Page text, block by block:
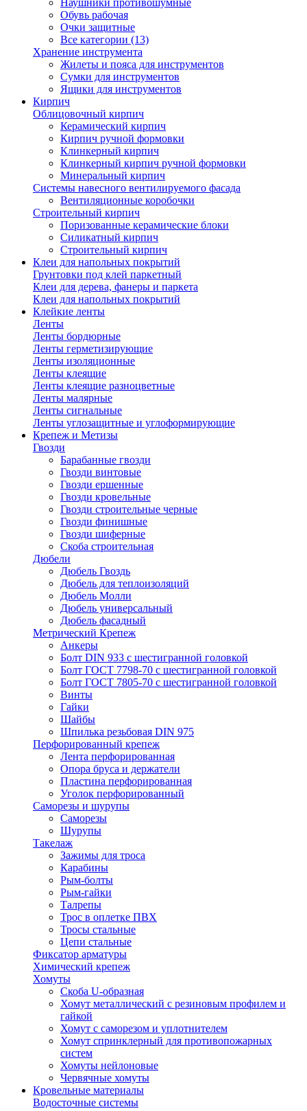
Наушники противошумные
Обувь рабочая
Очки защитные
Все категории (13)
Хранение инструмента
Жилеты и пояса для инструментов
Сумки для инструментов
Ящики для инструментов
Кирпич
Облицовочный кирпич
Керамический кирпич
Кирпич ручной формовки
Клинкерный кирпич
Клинкерный кирпич ручной формовки
Минеральный кирпич
Системы навесного вентилируемого фасада
Вентиляционные коробочки
Строительный кирпич
Поризованные керамические блоки
Силикатный кирпич
Строительный кирпич
Клеи для напольных покрытий
Грунтовки под клей паркетный
Клеи для дерева, фанеры и паркета
Клеи для напольных покрытий
Клейкие ленты
Ленты
Ленты бордюрные
Ленты герметизирующие
Ленты изоляционные
Ленты клеящие
Ленты клеящие разноцветные
Ленты малярные
Ленты сигнальные
Ленты углозащитные и углоформирующие
Крепеж и Метизы
Гвозди
Барабанные гвозди
Гвозди винтовые
Гвозди ершенные
Гвозди кровельные
Гвозди строительные черные
Гвозди финишные
Гвозди шиферные
Скоба строительная
Дюбели
Дюбель Гвоздь
Дюбель для теплоизоляций
Дюбель Молли
Дюбель универсальный
Дюбель фасадный
Метрический Крепеж
Анкеры
Болт DIN 933 с шестигранной головкой
Болт ГОСТ 7798-70 с шестигранной головкой
Болт ГОСТ 7805-70 с шестигранной головкой
Винты
Гайки
Шайбы
Шпилька резьбовая DIN 975
Перфорированный крепеж
Лента перфорированная
Опора бруса и держатели
Пластина перфорированная
Уголок перфорированный
Саморезы и шурупы
Саморезы
Шурупы
Такелаж
Зажимы для троса
Карабины
Рым-болты
Рым-гайки
Талрепы
Трос в оплетке ПВХ
Тросы стальные
Цепи стальные
Фиксатор арматуры
Химический крепеж
Хомуты
Скоба U-образная
Хомут металлический с резиновым профилем и
гайкой
Хомут с саморезом и уплотнителем
Хомут спринклерный для противопожарных
систем
Хомуты нейлоновые
Червячные хомуты
Кровельные материалы
Водосточные системы